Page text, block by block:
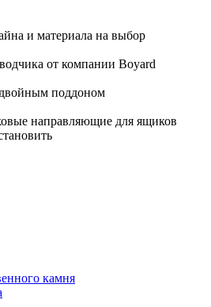
и материала на выбор
от компании Boyard
поддоном
направляющие для ящиков
камня